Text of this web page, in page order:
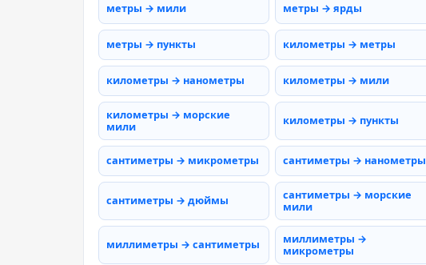
метры → мили метры → ярды
метры → пункты километры → метры
километры → нанометры километры → мили
километры → морские
мили
километры → пункты
сантиметры → микрометры сантиметры → нанометры
сантиметры → дюймы
сантиметры → морские
мили
миллиметры → сантиметры
миллиметры →
микрометры